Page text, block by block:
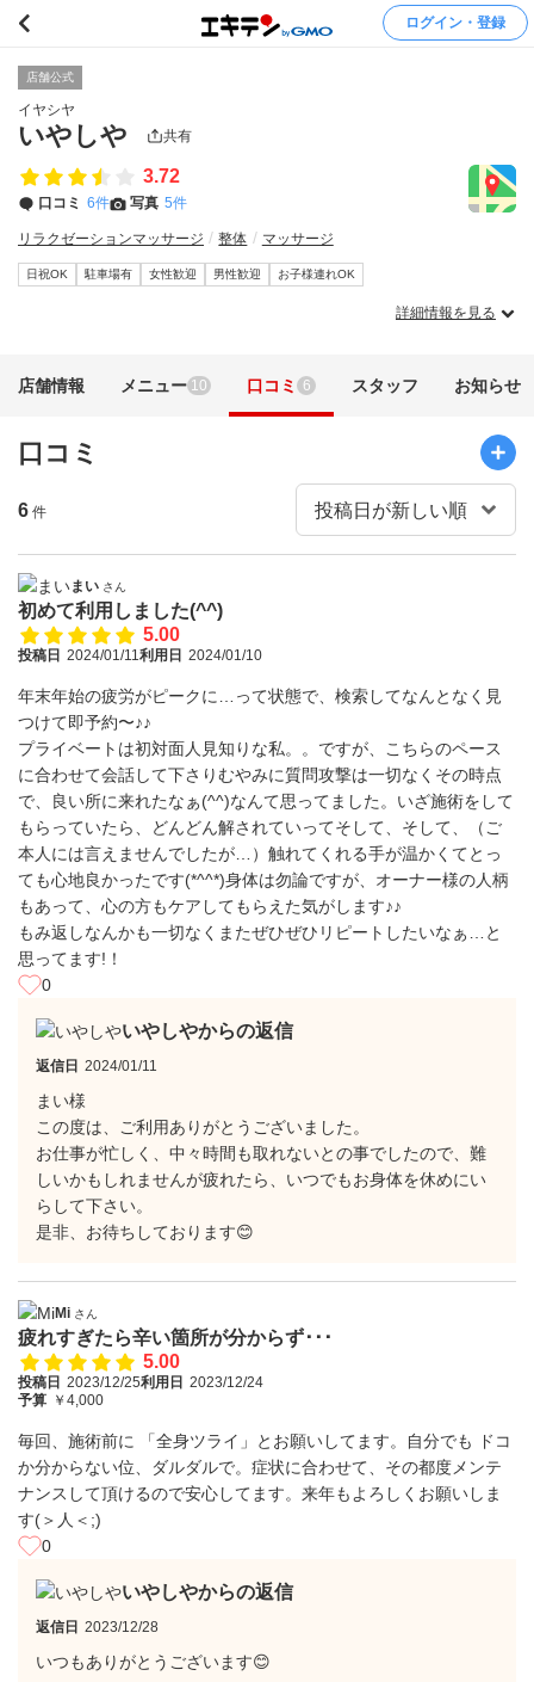
ログイン・登録
店舗公式
イヤシヤ
いやしや 共有
3.72
口コミ 6件 写真 5件
リラクゼーションマッサージ 整体 マッサージ
日祝OK 駐車場有 女性歓迎 男性歓迎 お子様連れOK
詳細情報を見る
店舗情報 メニュー 10 口コミ 6 スタッフ お知らせ
口コミ
6 件
まい さん
初めて利用しました(^^)
5.00
投稿日 2024/01/11利用日 2024/01/10
年末年始の疲労がピークに…って状態で、検索してなんとなく見
つけて即予約〜♪♪
プライベートは初対面人見知りな私。。ですが、こちらのペース
に合わせて会話して下さりむやみに質問攻撃は一切なくその時点
で、良い所に来れたなぁ(^^)なんて思ってました。いざ施術をして
もらっていたら、どんどん解されていってそして、そして、（ご
本人には言えませんでしたが…）触れてくれる手が温かくてとっ
ても心地良かったです(*^^*)身体は勿論ですが、オーナー様の人柄
もあって、心の方もケアしてもらえた気がします♪♪
もみ返しなんかも一切なくまたぜひぜひリピートしたいなぁ…と
思ってます!！
0
いやしやからの返信
返信日 2024/01/11
まい様
この度は、ご利用ありがとうございました。
お仕事が忙しく、中々時間も取れないとの事でしたので、難
しいかもしれませんが疲れたら、いつでもお身体を休めにい
らして下さい。
是非、お待ちしております😊
Mi さん
疲れすぎたら辛い箇所が分からず･･･
5.00
投稿日 2023/12/25利用日 2023/12/24
予算 ￥4,000
毎回、施術前に 「全身ツライ」とお願いしてます。自分でも ドコ
か分からない位、ダルダルで。症状に合わせて、その都度メンテ
ナンスして頂けるので安心してます。来年もよろしくお願いしま
す(＞人＜;)
0
いやしやからの返信
返信日 2023/12/28
いつもありがとうございます😊